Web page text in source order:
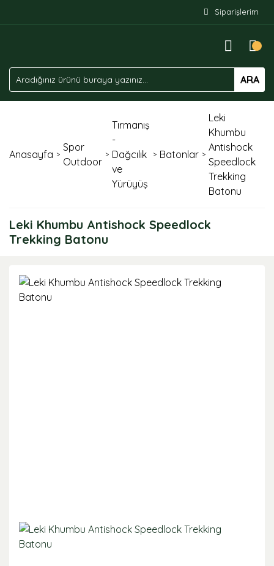
Siparişlerim
ARA
Anasayfa
Spor
Outdoor
Tırmanış
-
Dağcılık
ve
Yürüyüş
Batonlar
Leki
Khumbu
Antishock
Speedlock
Trekking
Batonu
Leki Khumbu Antishock Speedlock
Trekking Batonu